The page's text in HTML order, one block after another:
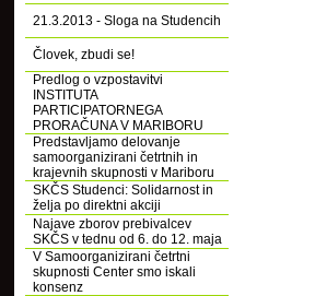
21.3.2013 - Sloga na Studencih
Človek, zbudi se!
Predlog o vzpostavitvi
INSTITUTA
PARTICIPATORNEGA
PRORAČUNA V MARIBORU
Predstavljamo delovanje
samoorganizirani četrtnih in
krajevnih skupnosti v Mariboru
SKČS Studenci: Solidarnost in
želja po direktni akciji
Najave zborov prebivalcev
SKČS v tednu od 6. do 12. maja
V Samoorganizirani četrtni
skupnosti Center smo iskali
konsenz